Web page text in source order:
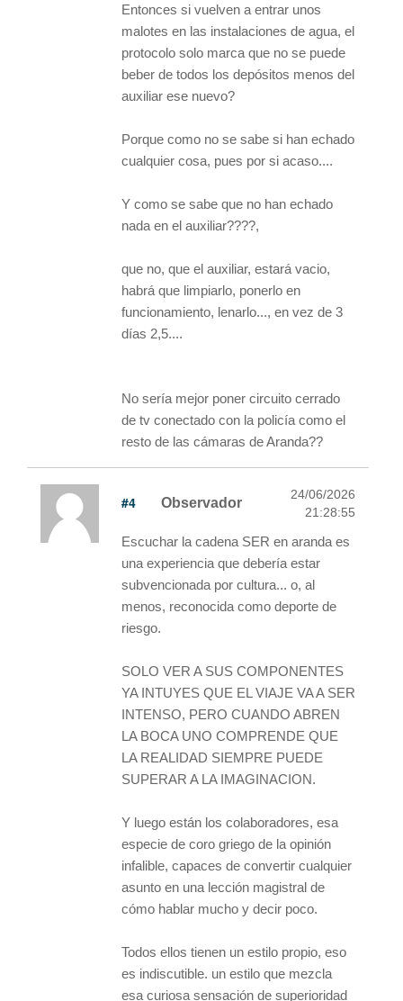
Entonces si vuelven a entrar unos
malotes en las instalaciones de agua, el
protocolo solo marca que no se puede
beber de todos los depósitos menos del
auxiliar ese nuevo?
Porque como no se sabe si han echado
cualquier cosa, pues por si acaso....
Y como se sabe que no han echado
nada en el auxiliar????,
que no, que el auxiliar, estará vacio,
habrá que limpiarlo, ponerlo en
funcionamiento, lenarlo..., en vez de 3
días 2,5....
No sería mejor poner circuito cerrado
de tv conectado con la policía como el
resto de las cámaras de Aranda??
#4 Observador
24/06/2026
21:28:55
Escuchar la cadena SER en aranda es
una experiencia que debería estar
subvencionada por cultura... o, al
menos, reconocida como deporte de
riesgo.
SOLO VER A SUS COMPONENTES
YA INTUYES QUE EL VIAJE VA A SER
INTENSO, PERO CUANDO ABREN
LA BOCA UNO COMPRENDE QUE
LA REALIDAD SIEMPRE PUEDE
SUPERAR A LA IMAGINACION.
Y luego están los colaboradores, esa
especie de coro griego de la opinión
infalible, capaces de convertir cualquier
asunto en una lección magistral de
cómo hablar mucho y decir poco.
Todos ellos tienen un estilo propio, eso
es indiscutible. un estilo que mezcla
esa curiosa sensación de superioridad